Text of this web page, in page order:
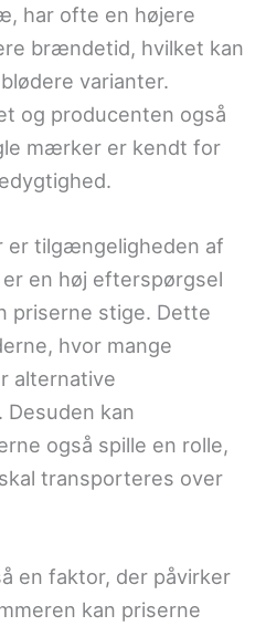
har ofte en højere
brændetid, hvilket kan
varianter.
og producenten også
mærker er kendt for
er tilgængeligheden af
en høj efterspørgsel
stige. Dette
hvor mange
alternative
Desuden kan
også spille en rolle,
transporteres over
en faktor, der påvirker
kan priserne